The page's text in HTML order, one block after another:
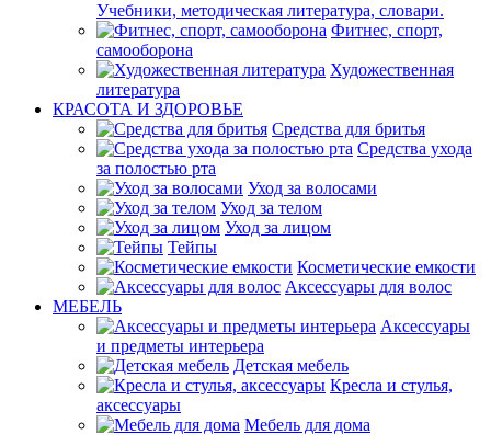
Учебники, методическая литература, словари.
Фитнес, спорт,
самооборона
Художественная
литература
КРАСОТА И ЗДОРОВЬЕ
Средства для бритья
Средства ухода
за полостью рта
Уход за волосами
Уход за телом
Уход за лицом
Тейпы
Косметические емкости
Аксессуары для волос
МЕБЕЛЬ
Аксессуары
и предметы интерьера
Детская мебель
Кресла и стулья,
аксессуары
Мебель для дома